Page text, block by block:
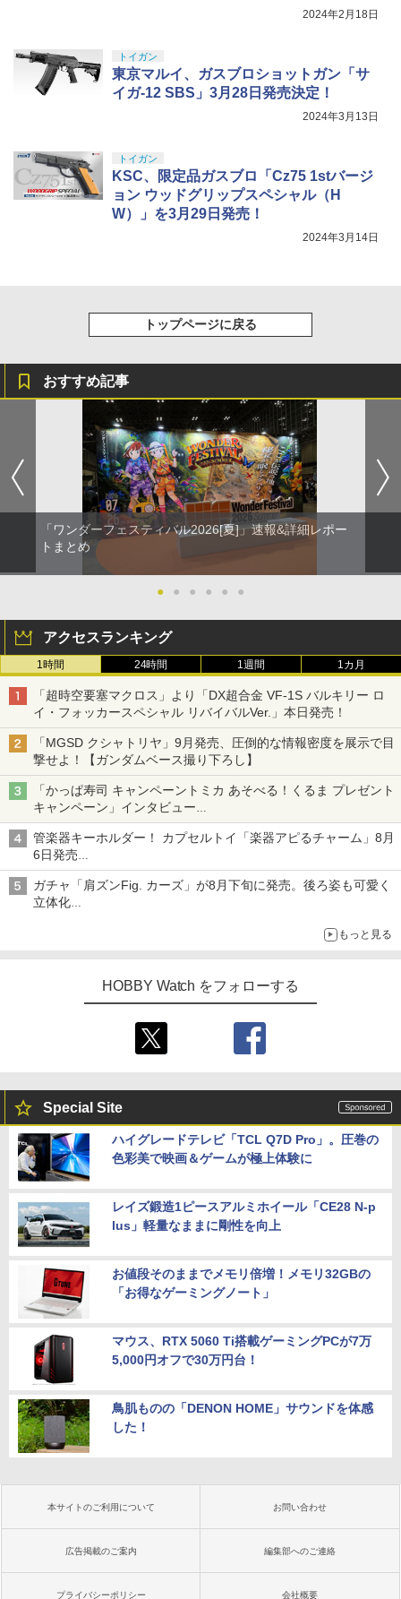
2024年2月18日
トイガン
東京マルイ、ガスブロショットガン「サ
イガ-12 SBS」3月28日発売決定！
2024年3月13日
トイガン
KSC、限定品ガスブロ「Cz75 1stバージ
ョン ウッドグリップスペシャル（H
W）」を3月29日発売！
2024年3月14日
トップページに戻る
おすすめ記事
「ワンダーフェスティバル2026[夏]」速報&詳細レポー
トまとめ
● ● ● ● ● ●
アクセスランキング
1時間 24時間 1週間 1カ月
「超時空要塞マクロス」より「DX超合金 VF-1S バルキリー ロ
イ・フォッカースペシャル リバイバルVer.」本日発売！
「MGSD クシャトリヤ」9月発売、圧倒的な情報密度を展示で目
撃せよ！【ガンダムベース撮り下ろし】
「かっぱ寿司 キャンペーントミカ あそべる！くるま プレゼント
キャンペーン」インタビュー
子どもが楽しめるかっぱ寿司ならではの体験とコラボの楽しさを
追求
管楽器キーホルダー！ カプセルトイ「楽器アピるチャーム」8月
6日発売
チューバ、テナサクなど5種各3色
ガチャ「肩ズンFig. カーズ」が8月下旬に発売。後ろ姿も可愛く
立体化
もっと見る
HOBBY Watch をフォローする
Special Site
ハイグレードテレビ「TCL Q7D Pro」。圧巻の
色彩美で映画＆ゲームが極上体験に
レイズ鍛造1ピースアルミホイール「CE28 N-p
lus」軽量なままに剛性を向上
お値段そのままでメモリ倍増！メモリ32GBの
「お得なゲーミングノート」
マウス、RTX 5060 Ti搭載ゲーミングPCが7万
5,000円オフで30万円台！
鳥肌ものの「DENON HOME」サウンドを体感
した！
本サイトのご利用について お問い合わせ
広告掲載のご案内 編集部へのご連絡
プライバシーポリシー 会社概要